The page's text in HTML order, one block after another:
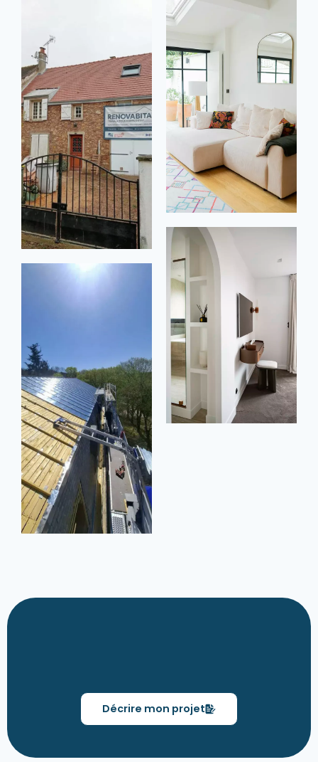
Décrire mon projet